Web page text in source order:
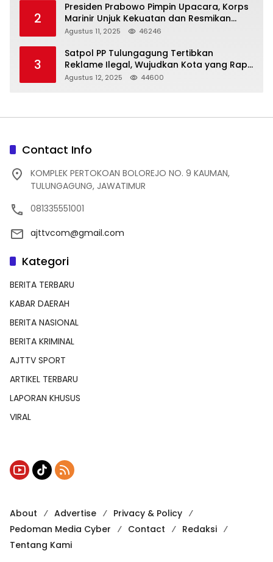
2
Presiden Prabowo Pimpin Upacara, Korps
Marinir Unjuk Kekuatan dan Resmikan
Struktur Baru
Agustus 11, 2025 46246
3
Satpol PP Tulungagung Tertibkan
Reklame Ilegal, Wujudkan Kota yang Rapi
dan Indah
Agustus 12, 2025 44600
Contact Info
KOMPLEK PERTOKOAN BOLOREJO NO. 9 KAUMAN,
TULUNGAGUNG, JAWATIMUR
081335551001
ajttvcom@gmail.com
Kategori
BERITA TERBARU
KABAR DAERAH
BERITA NASIONAL
BERITA KRIMINAL
AJTTV SPORT
ARTIKEL TERBARU
LAPORAN KHUSUS
VIRAL
About Advertise
Privacy & Policy
Pedoman Media Cyber
Contact
Redaksi
Tentang Kami